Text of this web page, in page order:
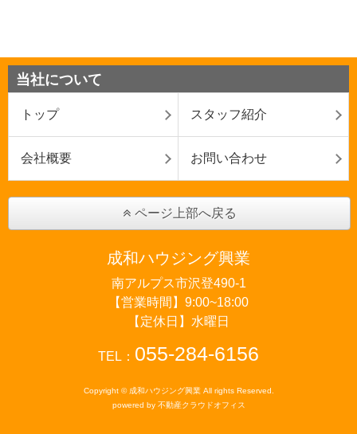
当社について
トップ スタッフ紹介
会社概要 お問い合わせ
ページ上部へ戻る
成和ハウジング興業
南アルプス市沢登490-1
【営業時間】9:00~18:00
【定休日】水曜日
TEL： 055-284-6156
Copyright © 成和ハウジング興業 All rights Reserved.
powered by 不動産クラウドオフィス